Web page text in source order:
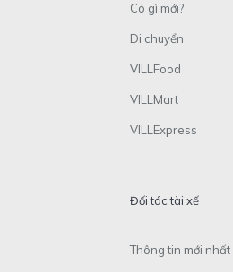
Có gì mới?
Di chuyển
VILLFood
VILLMart
VILLExpress
Đối tác tài xế
Thông tin mới nhất